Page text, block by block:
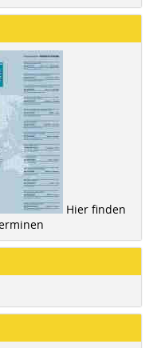
Hier finden